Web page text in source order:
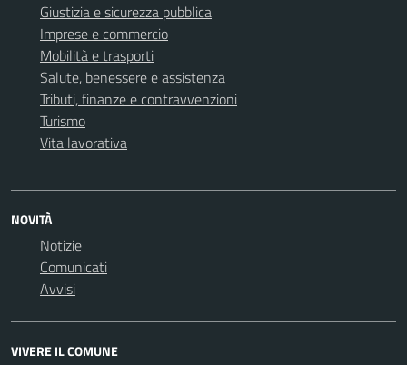
Giustizia e sicurezza pubblica
Imprese e commercio
Mobilità e trasporti
Salute, benessere e assistenza
Tributi, finanze e contravvenzioni
Turismo
Vita lavorativa
NOVITÀ
Notizie
Comunicati
Avvisi
VIVERE IL COMUNE